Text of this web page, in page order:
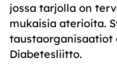
jossa tarjolla on
mukaisia aterioita.
taustaorganisaatiot
Diabetesliitto.